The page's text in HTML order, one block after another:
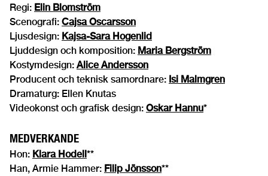
Regi: Elin Blomström
Scenografi: Cajsa Oscarsson
Ljusdesign: Kajsa-Sara Hogenlid
Ljuddesign och komposition: Maria Bergström
Kostymdesign: Alice Andersson
Producent och teknisk samordnare: Isi Malmgren
Dramaturg: Ellen Knutas
Videokonst och grafisk design: Oskar Hannu*
MEDVERKANDE
Hon: Klara Hodell**
Han, Armie Hammer: Filip Jönsson**